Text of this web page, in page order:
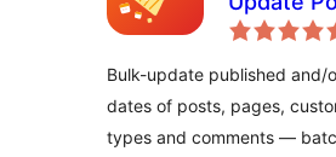
Page
Bulk-update published and/
dates of posts, pages,
types and comments —